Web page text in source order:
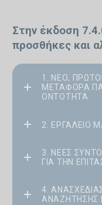
Στην έκδοση
προσθήκες και
1. ΝΈΟ,
ΜΕΤΑΦΟΡΆ
ΟΝΤΌΤΗΤΑ
2. ΕΡΓΑΛΕΊΟ
3. ΝΈΕΣ
ΓΙΑ ΤΗΝ
4.
ΑΝΑΖΉΤΗΣΗΣ